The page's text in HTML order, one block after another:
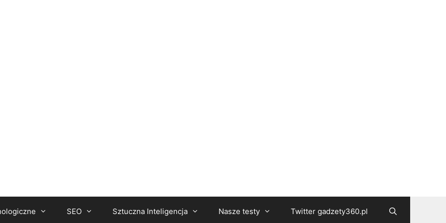
SEO Sztuczna Inteligencja Nasze testy Twitter gadzety360.pl